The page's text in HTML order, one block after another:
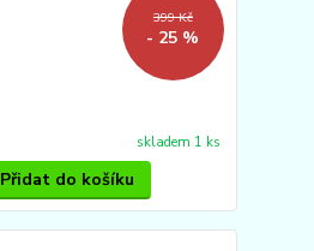
399 Kč
- 25 %
skladem 1 ks
Přidat do košíku